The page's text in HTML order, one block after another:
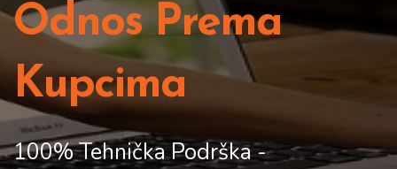
Odnos Prema
Kupcima
100% Tehnička Podrška -